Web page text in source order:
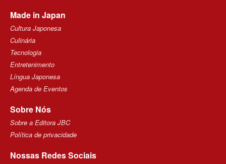
Made in Japan
Cultura Japonesa
Culinária
Tecnologia
Entretenimento
Língua Japonesa
Agenda de Eventos
Sobre Nós
Sobre a Editora JBC
Política de privacidade
Nossas Redes Sociais